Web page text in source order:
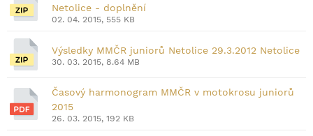
Netolice - doplnění
02. 04. 2015, 555 KB
Výsledky MMČR juniorů Netolice 29.3.2012 Netolice
30. 03. 2015, 8.64 MB
Časový harmonogram MMČR v motokrosu juniorů
2015
26. 03. 2015, 192 KB